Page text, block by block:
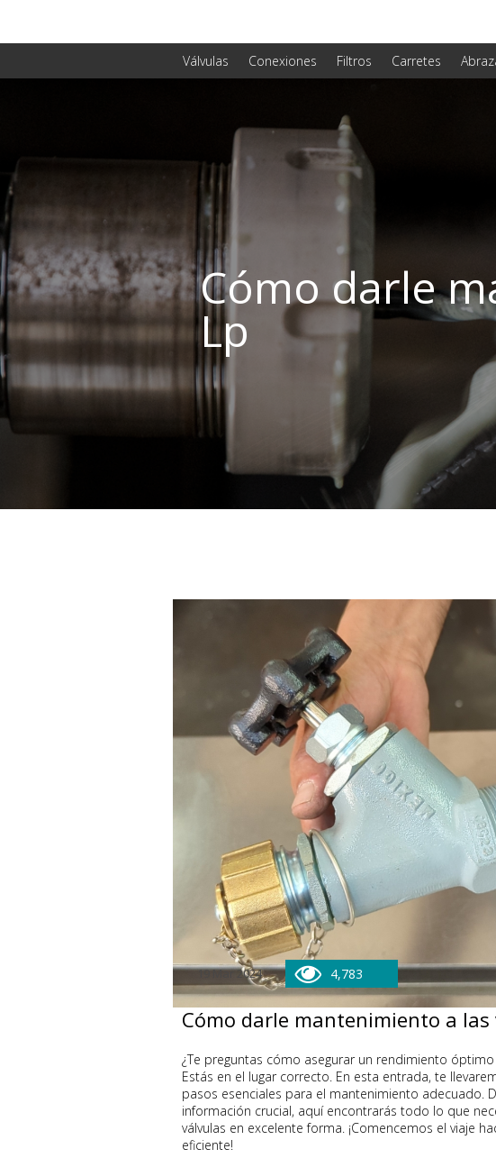
Válvulas Conexiones Filtros Carretes
Cómo darle
Lp
19 Mar 2024 4,783
Cómo darle mantenimiento a las
¿Te preguntas cómo asegurar un rendimiento
Estás en el lugar correcto. En esta entrada, te
pasos esenciales para el mantenimiento adecuado.
información crucial, aquí encontrarás todo lo que
válvulas en excelente forma. ¡Comencemos el viaje
eficiente!